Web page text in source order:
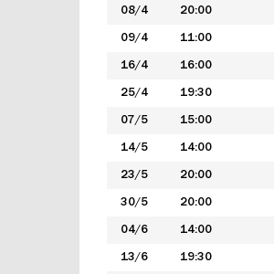
08/4 20:00
09/4 11:00
16/4 16:00
25/4 19:30
07/5 15:00
14/5 14:00
23/5 20:00
30/5 20:00
04/6 14:00
13/6 19:30